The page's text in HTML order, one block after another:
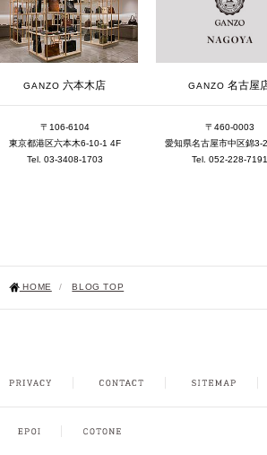
GANZO 六本木店
〒106-6104
東京都港区六本木6-10-1 4F
Tel. 03-3408-1703
GANZO 名古屋
〒460-0003
愛知県名古屋市中区錦3-
Tel. 052-228-7191
HOME / BLOG TOP